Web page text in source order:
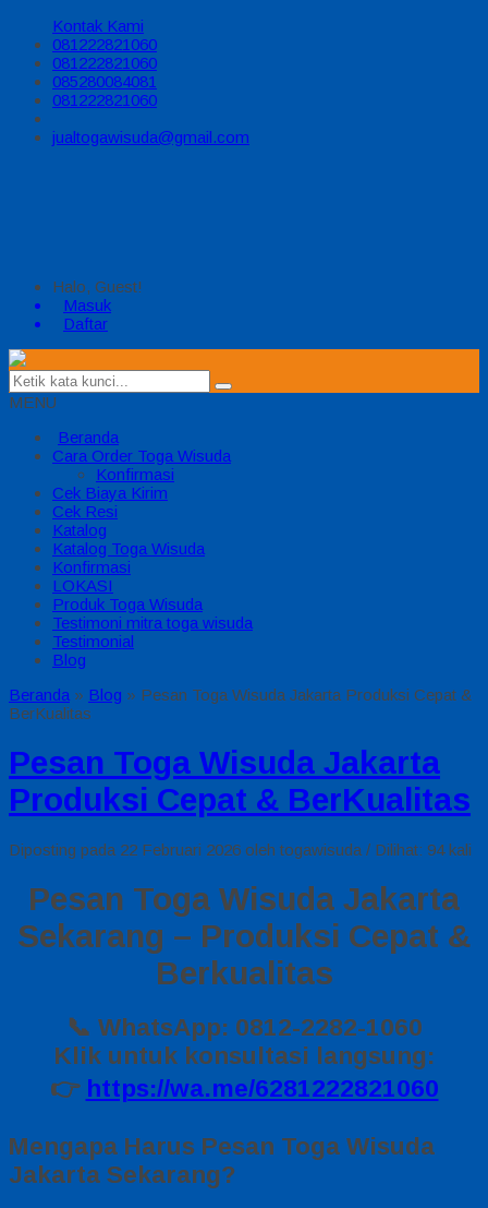
Kontak Kami
081222821060
081222821060
085280084081
081222821060
jualtogawisuda@gmail.com
Halo, Guest!
Masuk
Daftar
MENU
Beranda
Cara Order Toga Wisuda
Konfirmasi
Cek Biaya Kirim
Cek Resi
Katalog
Katalog Toga Wisuda
Konfirmasi
LOKASI
Produk Toga Wisuda
Testimoni mitra toga wisuda
Testimonial
Blog
Beranda » Blog » Pesan Toga Wisuda Jakarta Produksi Cepat &
BerKualitas
Pesan Toga Wisuda Jakarta
Produksi Cepat & BerKualitas
Diposting pada 22 Februari 2026 oleh togawisuda / Dilihat: 94 kali
Pesan Toga Wisuda Jakarta
Sekarang – Produksi Cepat &
Berkualitas
📞 WhatsApp: 0812-2282-1060
Klik untuk konsultasi langsung:
👉 https://wa.me/6281222821060
Mengapa Harus Pesan Toga Wisuda
Jakarta Sekarang?